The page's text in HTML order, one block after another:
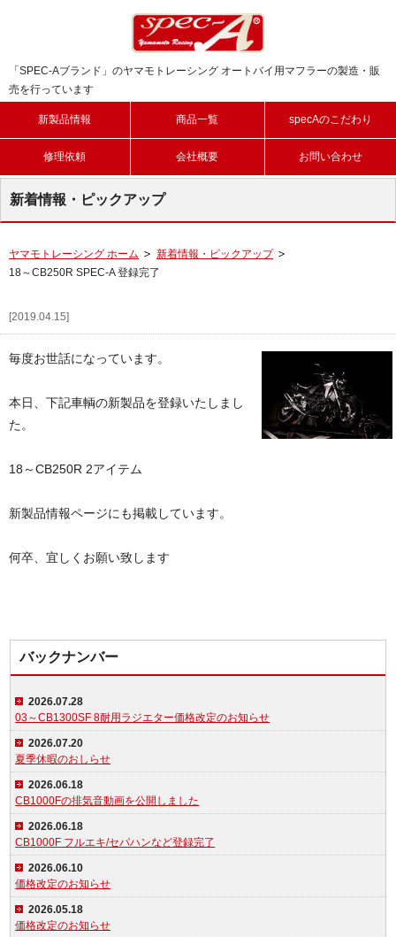
「SPEC-Aブランド」のヤマモトレーシング オートバイ用マフラーの製造・販
売を行っています
新製品情報 商品一覧 specAのこだわり
修理依頼 会社概要 お問い合わせ
新着情報・ピックアップ
ヤマモトレーシング ホーム
新着情報・ピックアップ
18～CB250R SPEC-A 登録完了
[2019.04.15]
毎度お世話になっています。
本日、下記車輌の新製品を登録いたしまし
た。
18～CB250R 2アイテム
新製品情報ページにも掲載しています。
何卒、宜しくお願い致します
バックナンバー
2026.07.28
03～CB1300SF 8耐用ラジエター価格改定のお知らせ
2026.07.20
夏季休暇のおしらせ
2026.06.18
CB1000Fの排気音動画を公開しました
2026.06.18
CB1000F フルエキ/セパハンなど登録完了
2026.06.10
価格改定のお知らせ
2026.05.18
価格改定のお知らせ